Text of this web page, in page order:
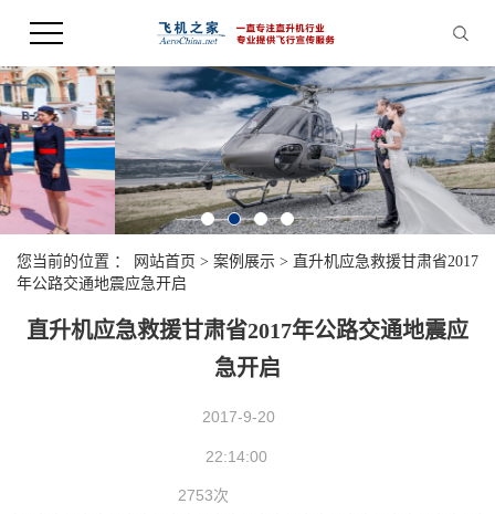
您当前的位置 ： 网站首页 > 案例展示 > 直升机应急救援甘肃省2017
年公路交通地震应急开启
直升机应急救援甘肃省2017年公路交通地震应
急开启
2017-9-20
22:14:00
2753次